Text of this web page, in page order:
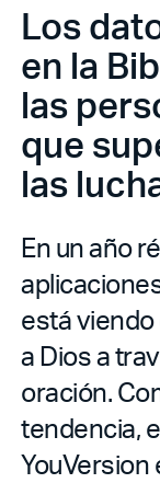
Los
en la
las
que
las
En un año
está
a Dios a
oración.
tendencia,
YouVersion